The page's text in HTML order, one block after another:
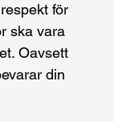
för
ska vara
Oavsett
din